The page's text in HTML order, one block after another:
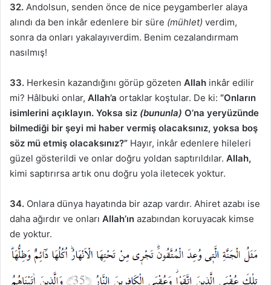
32. Andolsun, senden önce de nice peygamberler alaya
alındı da ben inkâr edenlere bir süre (mühlet) verdim,
sonra da onları yakalayıverdim. Benim cezalandırmam
nasılmış!
33. Herkesin kazandığını görüp gözeten Allah inkâr edilir
mi? Hâlbuki onlar, Allah’a ortaklar koştular. De ki: “Onların
isimlerini açıklayın. Yoksa siz (bununla) O’na yeryüzünde
bilmediği bir şeyi mi haber vermiş olacaksınız, yoksa boş
söz mü etmiş olacaksınız?” Hayır, inkâr edenlere hileleri
güzel gösterildi ve onlar doğru yoldan saptırıldılar. Allah,
kimi saptırırsa artık onu doğru yola iletecek yoktur.
34. Onlara dünya hayatında bir azap vardır. Ahiret azabı ise
daha ağırdır ve onları Allah’ın azabından koruyacak kimse
de yoktur.